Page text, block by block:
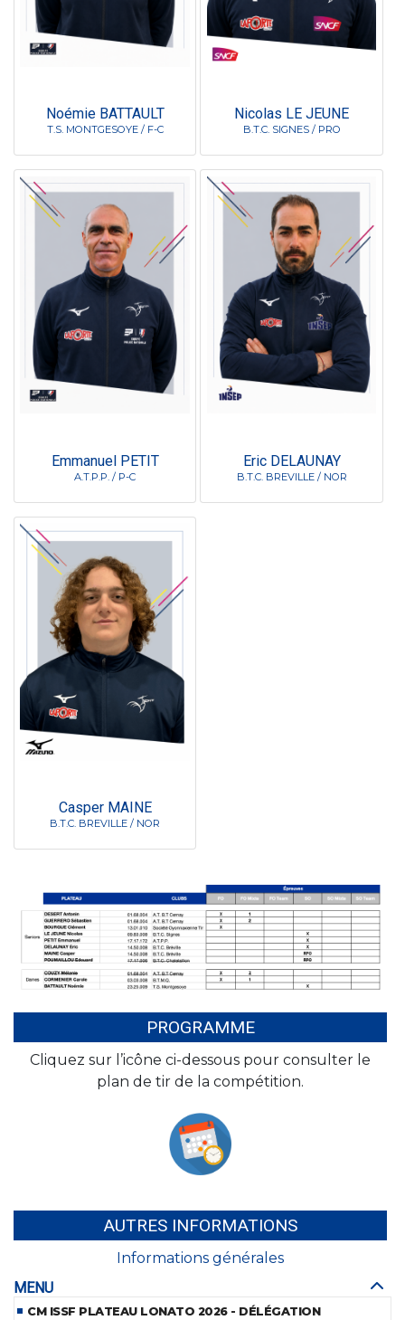
Noémie BATTAULT
T.S. MONTGESOYE / F-C
Nicolas LE JEUNE
B.T.C. SIGNES / PRO
Emmanuel PETIT
A.T.P.P. / P-C
Eric DELAUNAY
B.T.C. BREVILLE / NOR
Casper MAINE
B.T.C. BREVILLE / NOR
PROGRAMME
Cliquez sur l’icône ci-dessous pour consulter le
plan de tir de la compétition.
AUTRES INFORMATIONS
Informations générales
MENU
CM ISSF PLATEAU LONATO 2026 - DÉLÉGATION